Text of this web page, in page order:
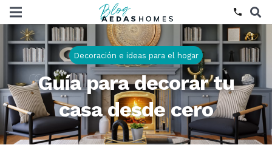
phone
Decoración e ideas para el hogar
Guía para decorar tu
casa desde cero